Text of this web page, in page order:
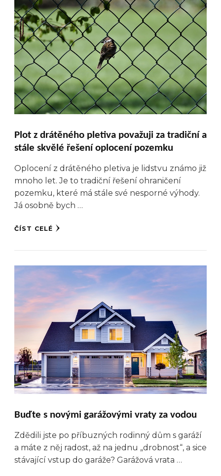
Plot z drátěného pletiva považuji za tradiční a
stále skvělé řešení oplocení pozemku
Oplocení z drátěného pletiva je lidstvu známo již
mnoho let. Je to tradiční řešení ohraničení
pozemku, které má stále své nesporné výhody.
Já osobně bych …
ČÍST CELÉ
Buďte s novými garážovými vraty za vodou
Zdědili jste po příbuzných rodinný dům s garáží
a máte z něj radost, až na jednu „drobnost“, a sice
stávající vstup do garáže? Garážová vrata …